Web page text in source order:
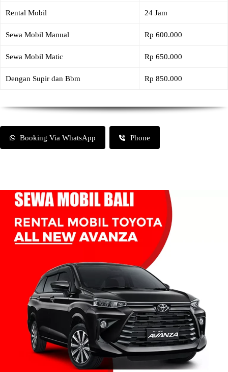
Rental Mobil 24 Jam
Sewa Mobil Manual Rp 600.000
Sewa Mobil Matic Rp 650.000
Dengan Supir dan Bbm Rp 850.000
Booking Via WhatsApp Phone